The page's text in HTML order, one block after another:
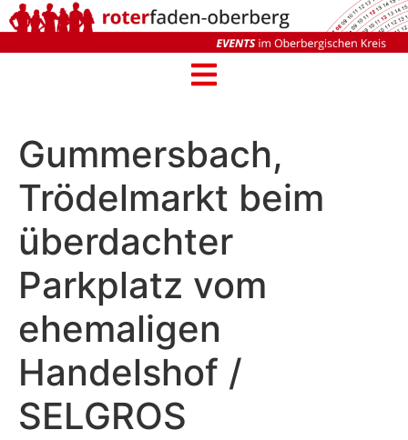
Gummersbach,
Trödelmarkt beim
überdachter
Parkplatz vom
ehemaligen
Handelshof /
SELGROS